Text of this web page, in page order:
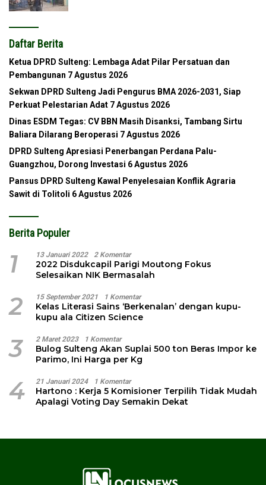
Daftar Berita
Ketua DPRD Sulteng: Lembaga Adat Pilar Persatuan dan
Pembangunan 7 Agustus 2026
Sekwan DPRD Sulteng Jadi Pengurus BMA 2026-2031, Siap
Perkuat Pelestarian Adat 7 Agustus 2026
Dinas ESDM Tegas: CV BBN Masih Disanksi, Tambang Sirtu
Baliara Dilarang Beroperasi 7 Agustus 2026
DPRD Sulteng Apresiasi Penerbangan Perdana Palu-
Guangzhou, Dorong Investasi 6 Agustus 2026
Pansus DPRD Sulteng Kawal Penyelesaian Konflik Agraria
Sawit di Tolitoli 6 Agustus 2026
Berita Populer
1 13 Januari 2022 2 Komentar
2022 Disdukcapil Parigi Moutong Fokus
Selesaikan NIK Bermasalah
2 15 September 2021 1 Komentar
Kelas Literasi Sains ‘Berkenalan’ dengan kupu-
kupu ala Citizen Science
3 2 Maret 2023 1 Komentar
Bulog Sulteng Akan Suplai 500 ton Beras Impor ke
Parimo, Ini Harga per Kg
4 21 Januari 2024 1 Komentar
Hartono : Kerja 5 Komisioner Terpilih Tidak Mudah
Apalagi Voting Day Semakin Dekat